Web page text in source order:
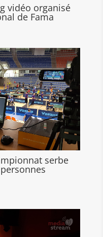
vidéo organisé
de Fama
serbe